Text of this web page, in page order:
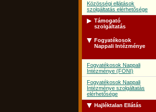
Közösségi ellátások
szolgáltatás elérhetősége
Támogató
szolgáltatás
Támogató szolgálat
szolgáltatás elérhetősége
Fogyatékosok
Nappali Intézménye
Fogyatékosok Nappali
Intézménye (FONI)
Fogyatékosok Nappali
Intézménye szolgáltatás
elérhetősége
Hajléktalan Ellátás